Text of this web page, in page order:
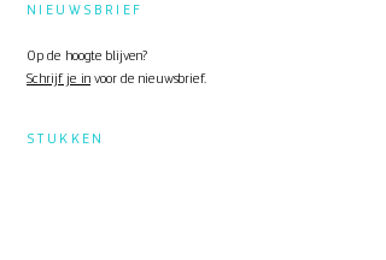
NIEUWSBRIEF
Op de hoogte blijven?
Schrijf je in voor de nieuwsbrief.
STUKKEN